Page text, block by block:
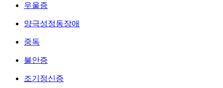
우울증
양극성정동장애
중독
불안증
조기정신증